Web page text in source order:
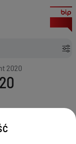
Miłakowie
2020